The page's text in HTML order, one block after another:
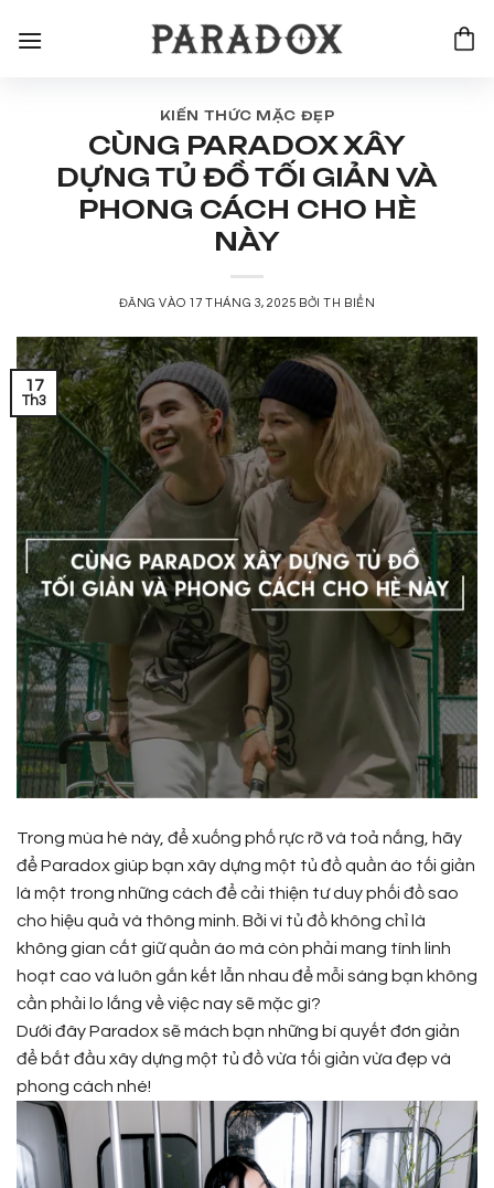
qua
KIẾN THỨC MẶC ĐẸP
CÙNG PARADOX XÂY
DỰNG TỦ ĐỒ TỐI GIẢN VÀ
PHONG CÁCH CHO HÈ
NÀY
ĐĂNG VÀO 17 THÁNG 3, 2025 BỞITH BIỂN
17
Th3
Trong mùa hè này, để xuống phố rực rỡ và toả nắng, hãy
để Paradox giúp bạn xây dựng một tủ đồ quần áo tối giản
là một trong những cách để cải thiện tư duy phối đồ sao
cho hiệu quả và thông minh. Bởi vì tủ đồ không chỉ là
không gian cất giữ quần áo mà còn phải mang tính linh
hoạt cao và luôn gắn kết lẫn nhau để mỗi sáng bạn không
cần phải lo lắng về việc nay sẽ mặc gì?
Dưới đây Paradox sẽ mách bạn những bí quyết đơn giản
để bắt đầu xây dựng một tủ đồ vừa tối giản vừa đẹp và
phong cách nhé!